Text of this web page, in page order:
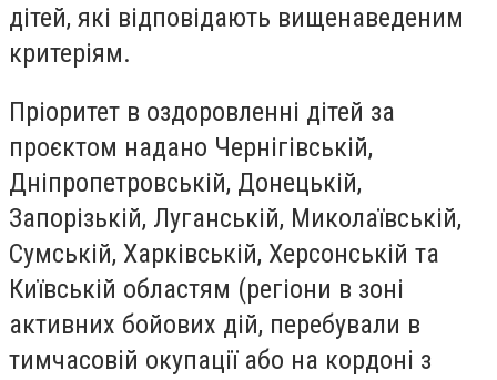
дітей, які відповідають вищенаведеним
критеріям.
Пріоритет в оздоровленні дітей за
проєктом надано Чернігівській,
Дніпропетровській, Донецькій,
Запорізькій, Луганській, Миколаївській,
Сумській, Харківській, Херсонській та
Київській областям (регіони в зоні
активних бойових дій, перебували в
тимчасовій окупації або на кордоні з